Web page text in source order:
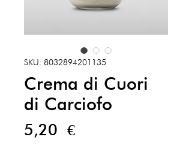
SKU: 8032894201135
Crema di Cuori
di Carciofo
5,20 €Prezzo